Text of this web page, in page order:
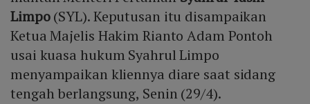
Limpo(SYL). Keputusan itu disampaikan
Ketua Majelis Hakim Rianto Adam Pontoh
usai kuasa hukum Syahrul Limpo
menyampaikan kliennya diare saat sidang
tengah berlangsung, Senin (29/4).